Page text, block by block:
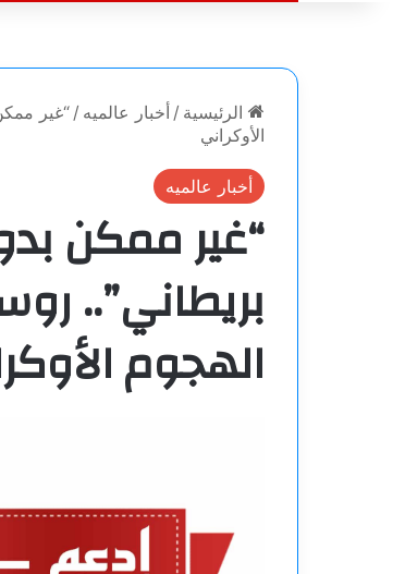
الرئيسية / أخبار عالميه / “غير
الأوكراني
أخبار عالميه
“غير ممكن
بريطاني”..
الهجوم